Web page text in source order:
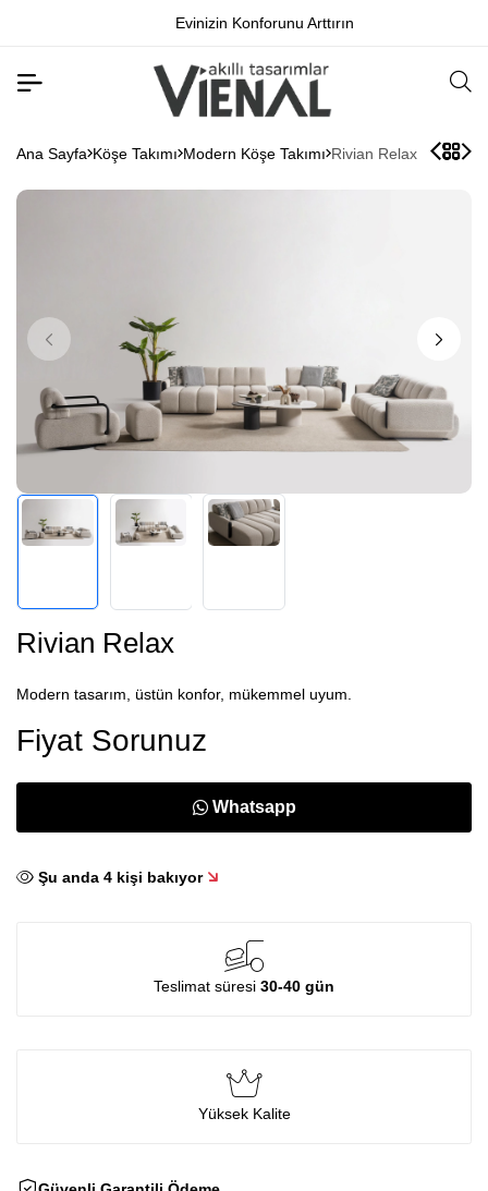
Evinizin Konforunu Arttırın
Ana Sayfa Köşe Takımı Modern Köşe Takımı Rivian Relax
Rivian Relax
Modern tasarım, üstün konfor, mükemmel uyum.
Fiyat Sorunuz
Whatsapp
Şu anda 4 kişi bakıyor
Teslimat süresi 30-40 gün
Yüksek Kalite